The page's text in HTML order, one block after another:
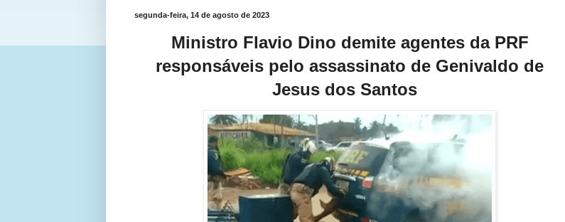
segunda-feira, 14 de agosto de 2023
Ministro Flavio Dino demite agentes da PRF
responsáveis pelo assassinato de Genivaldo de
Jesus dos Santos